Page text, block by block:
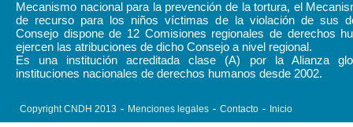
Mecanismo nacional para la prevención de la tortura, el
de recurso para los niños víctimas de la violación de sus
Consejo dispone de 12 Comisiones regionales de derechos
ejercen las atribuciones de dicho Consejo a nivel regional.
Es una institución acreditada clase (A) por la Alianza
instituciones nacionales de derechos humanos desde 2002.
Copyright CNDH 2013 Menciones legales Contacto Inicio